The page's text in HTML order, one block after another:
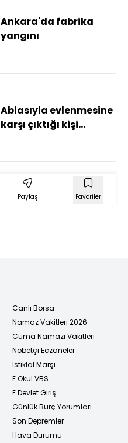
Ankara'da fabrika
yangını
Ablasıyla evlenmesine
karşı çıktığı kişi
Paylaş Favoriler
Canlı Borsa
Namaz Vakitleri 2026
Cuma Namazı Vakitleri
Nöbetçi Eczaneler
İstiklal Marşı
E Okul VBS
E Devlet Giriş
Günlük Burç Yorumları
Son Depremler
Hava Durumu